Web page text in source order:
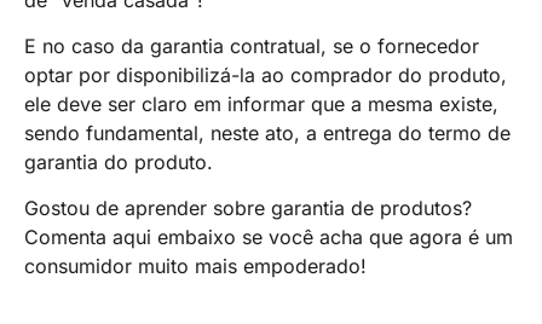
E no caso da garantia contratual, se o fornecedor
optar por disponibilizá-la ao comprador do produto,
ele deve ser claro em informar que a mesma existe,
sendo fundamental, neste ato, a entrega do termo de
garantia do produto.
Gostou de aprender sobre garantia de produtos?
Comenta aqui embaixo se você acha que agora é um
consumidor muito mais empoderado!